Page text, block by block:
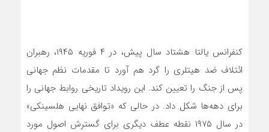
کنفرانس یالتا هشتاد سال پیش، در ۴ فوریه ۱۹۴۵، رهبران
ائتلاف ضد هیتلری را گرد هم آورد تا مقدمات نظم جهانی
پس از جنگ را تعیین کند. این رویداد تاریخی روابط جهانی را
برای دهه‌ها شکل داد. در حالی که «توافق نهایی هلسینکی»
در سال ۱۹۷۵ نقطه عطف دیگری برای گسترش اصول مورد